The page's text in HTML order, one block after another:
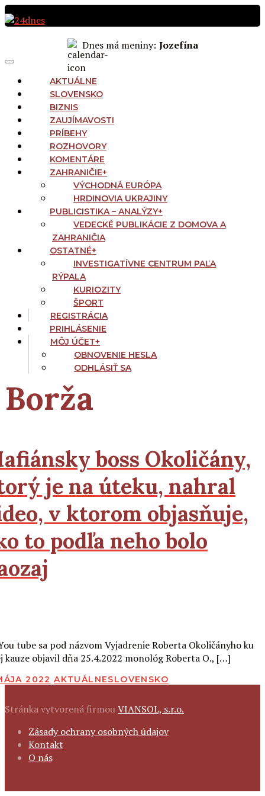
Preskočiť
na
Dnes má meniny: Jozefína
NAVIGATION
Menu
AKTUÁLNE
SLOVENSKO
BIZNIS
ZAUJÍMAVOSTI
PRÍBEHY
ROZHOVORY
KOMENTÁRE
ZAHRANIČIE+
VÝCHODNÁ EURÓPA
HRDINOVIA UKRAJINY
PUBLICISTIKA – ANALÝZY+
VEDECKÉ PUBLIKÁCIE Z DOMOVA A
ZAHRANIČIA
OSTATNÉ+
INVESTIGATÍVNE CENTRUM PAĽA
RÝPALA
KURIOZITY
ŠPORT
REGISTRÁCIA
PRIHLÁSENIE
MÔJ ÚČET+
OBNOVENIE HESLA
ODHLÁSIŤ SA
Borža
boss Okoličány,
je na úteku, nahral
v ktorom objasňuje,
to podľa neho bolo
tube sa pod názvom Vyjadrenie Roberta Okoličányho ku
kauze objavil dňa 25.4.2022 monológ Roberta O., […]
2022 AKTUÁLNESLOVENSKO
Stránka vytvorená firmou VIANSOL, s.r.o.
FOOTER
NAVIGATION
Zásady ochrany osobných údajov
Kontakt
O nás